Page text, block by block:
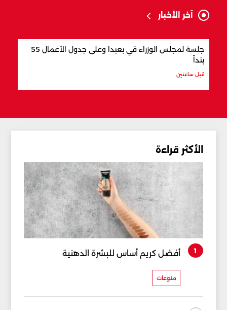
آخر الأخبار
جلسة لمجلس الوزراء في بعبدا وعلى جدول الأعمال 55
بنداً
قبل ساعتين
الأكثر قراءة
1 أفضل كريم أساس للبشرة الدهنية
منوعات